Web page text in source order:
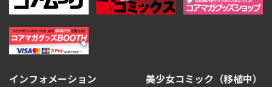
インフォメーション
美少女コミック（移植中）